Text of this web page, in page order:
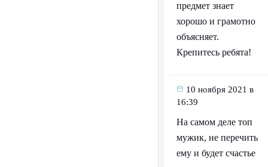
предмет знает
хорошо и грамотно
объясняет.
Крепитесь ребята!
10 ноября 2021 в
16:39
На самом деле топ
мужик, не перечить
ему и будет счастье